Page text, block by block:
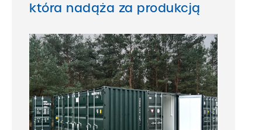
która nadąża za produkcją